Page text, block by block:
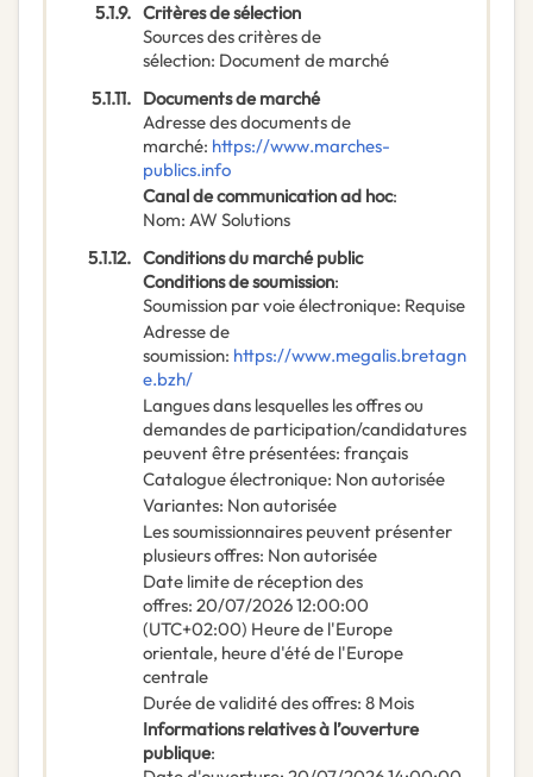
5.1.9. Critères de sélection
Sources des critères de
sélection: Document de marché
5.1.11. Documents de marché
Adresse des documents de
marché: https://www.marches-
publics.info
Canal de communication ad hoc:
Nom: AW Solutions
5.1.12. Conditions du marché public
Conditions de soumission:
Soumission par voie électronique: Requise
Adresse de
soumission: https://www.megalis.bretagn
e.bzh/
Langues dans lesquelles les offres ou
demandes de participation/candidatures
peuvent être présentées: français
Catalogue électronique: Non autorisée
Variantes: Non autorisée
Les soumissionnaires peuvent présenter
plusieurs offres: Non autorisée
Date limite de réception des
offres: 20/07/202612:00:00
(UTC+02:00) Heure de l'Europe
orientale, heure d'été de l'Europe
centrale
Durée de validité des offres: 8 Mois
Informations relatives à l’ouverture
publique: